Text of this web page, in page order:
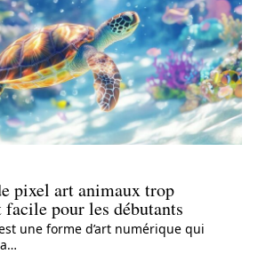
pixel art animaux trop
pour les débutants
une forme d’art numérique qui
…